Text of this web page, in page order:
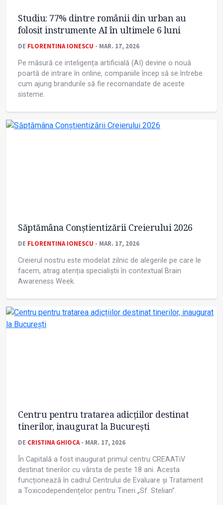
Studiu: 77% dintre românii din urban au
folosit instrumente AI în ultimele 6 luni
DE FLORENTINA IONESCU - MAR. 17, 2026
Pe măsură ce inteligența artificială (AI) devine o nouă
poartă de intrare în online, companiile încep să se întrebe
cum ajung brandurile să fie recomandate de aceste
sisteme.
Săptămâna Conștientizării Creierului 2026
DE FLORENTINA IONESCU - MAR. 17, 2026
Creierul nostru este modelat zilnic de alegerile pe care le
facem, atrag atenția specialiștii în contextual Brain
Awareness Week.
Centru pentru tratarea adicțiilor destinat
tinerilor, inaugurat la București
DE CRISTINA GHIOCA- MAR. 17, 2026
În Capitală a fost inaugurat primul centru CREAATiV
destinat tinerilor cu vârsta de peste 18 ani. Acesta
funcționează în cadrul Centrului de Evaluare și Tratament
a Toxicodependențelor pentru Tineri „Sf. Stelian”.